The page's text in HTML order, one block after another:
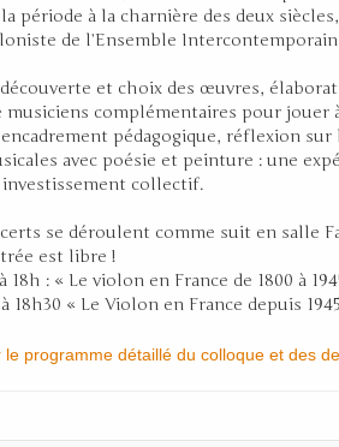
période à la charnière des deux
de l’Ensemble
et choix des œuvres,
musiciens complémentaires pour
pédagogique, réflexion sur
avec poésie et peinture : une
investissement collectif.
se déroulent comme suit en salle
est libre !
18h : « Le violon en France de 1800 à
18h30 « Le Violon en France depuis
le programme détaillé du colloque et des